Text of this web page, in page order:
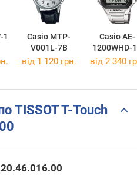
1
Casio MTP-
V001L-7B
Casio AE-
1200WHD-
від 1 120 грн. від 2 340
TISSOT T-Touch